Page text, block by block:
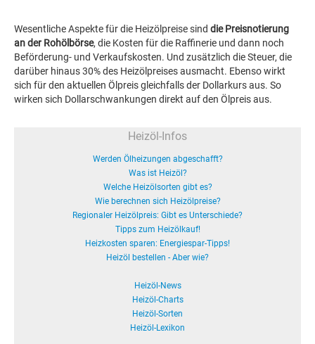
Wesentliche Aspekte für die Heizölpreise sind die Preisnotierung
an der Rohölbörse, die Kosten für die Raffinerie und dann noch
Beförderung- und Verkaufskosten. Und zusätzlich die Steuer, die
darüber hinaus 30% des Heizölpreises ausmacht. Ebenso wirkt
sich für den aktuellen Ölpreis gleichfalls der Dollarkurs aus. So
wirken sich Dollarschwankungen direkt auf den Ölpreis aus.
Heizöl-Infos
Werden Ölheizungen abgeschafft?
Was ist Heizöl?
Welche Heizölsorten gibt es?
Wie berechnen sich Heizölpreise?
Regionaler Heizölpreis: Gibt es Unterschiede?
Tipps zum Heizölkauf!
Heizkosten sparen: Energiespar-Tipps!
Heizöl bestellen - Aber wie?
Heizöl-News
Heizöl-Charts
Heizöl-Sorten
Heizöl-Lexikon